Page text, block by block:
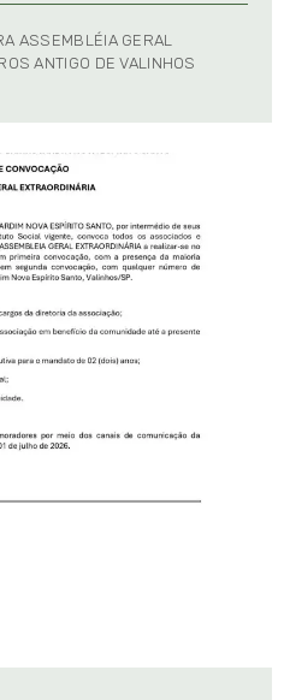
ASSEMBLÉIA GERAL
ANTIGO DE VALINHOS